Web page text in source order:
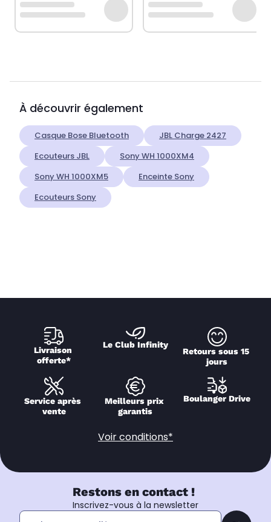
À découvrir également
Casque Bose Bluetooth
JBL Charge 2427
Ecouteurs JBL
Sony WH 1000XM4
Sony WH 1000XM5
Enceinte Sony
Ecouteurs Sony
Livraison
offerte*
Le Club Infinity
Retours sous 15
jours
Service après
vente
Meilleurs prix
garantis
Boulanger Drive
Voir conditions*
Restons en contact !
Inscrivez-vous à la newsletter